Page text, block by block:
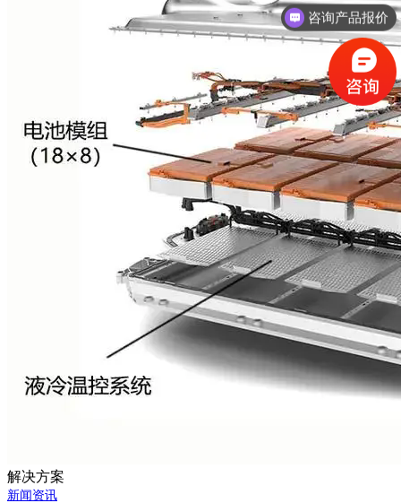
解决方案
新闻资讯
咨询产品报价